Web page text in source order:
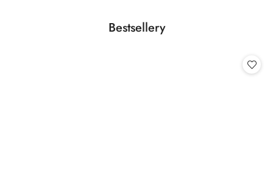
Pomiń karuzelę produktów
Produkty
Bestsellery